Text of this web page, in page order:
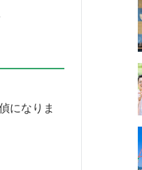
になりま